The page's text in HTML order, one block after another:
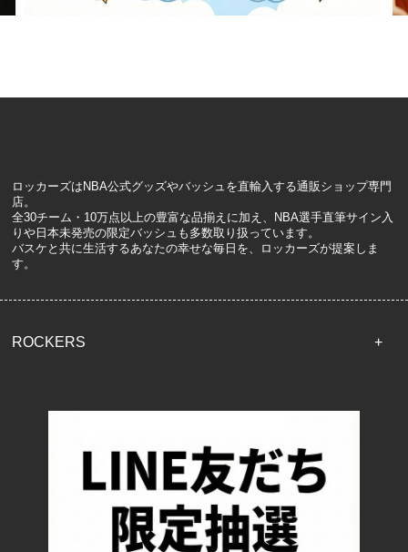
ロッカーズはNBA公式グッズやバッシュを直輸入する通販ショップ専門
店。
全30チーム・10万点以上の豊富な品揃えに加え、NBA選手直筆サイン入
りや日本未発売の限定バッシュも多数取り扱っています。
バスケと共に生活するあなたの幸せな毎日を、ロッカーズが提案しま
す。
ROCKERS
配送・送料について
返品について
お支払い方法について
特定商取引法に基づく表記
プライバシーポリシー